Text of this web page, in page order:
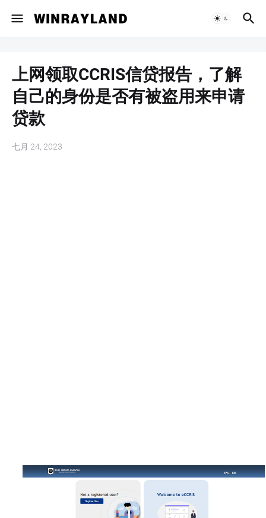
上网领取CCRIS信贷报告，了解
自己的身份是否有被盗用来申请
贷款
七月 24, 2023